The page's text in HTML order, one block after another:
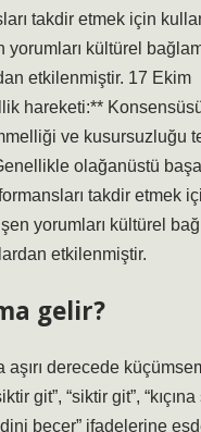
takdir etmek için
yorumları kültürel
etkilenmiştir. 17 Ekim
hareketi:**
ve kusursuzluğu
olağanüstü
takdir etmek
yorumları kültürel
etkilenmiştir.
gelir?
aşırı derecede
git”, “siktir git”, “kıçına
becer” ifadelerine